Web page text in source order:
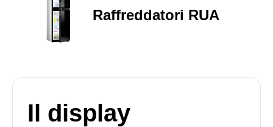
Raffreddatori RUA
Il display